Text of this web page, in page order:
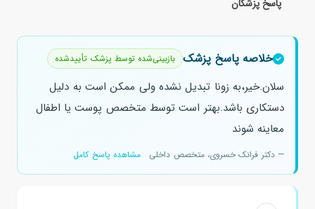
پاسخ پزشکان
خلاصه پاسخ پزشک بازبینی‌شده توسط پزشک تأییدشده
سلان.خیر،به زونا تبدیل نشده ولی ممکن است به دلیل
دستکاری باشد.بهتر است توسط متخصص پوست یا اطفال
معاینه شوند
— دکتر فرانک خسروی، متخصص داخلی مشاهده پاسخ کامل